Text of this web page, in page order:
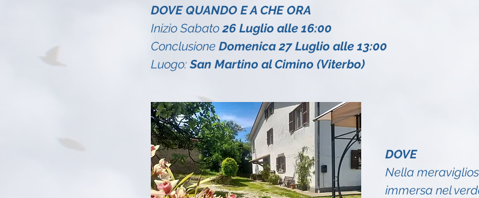
DOVE QUANDO E A CHE ORA
Inizio Sabato 26 Luglio alle 16:00
Conclusione Domenica 27 Luglio alle 13:00
Luogo: San Martino al Cimino (Viterbo)
DOVE
Nella
immersa nel